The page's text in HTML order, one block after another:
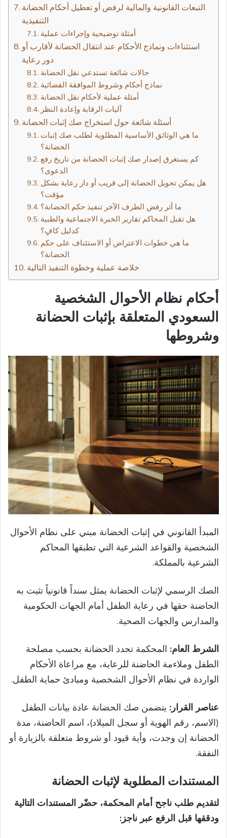
التبعات القانونية والمالية لرفض أو تعطيل أحكام الحضانة
التنفيذية
أمثلة توضيحية وإجراءات عملية
استثناءات ونماذج الأحكام عند انتقال الحضانة لأقارب أو
دور رعاية
حالات شائعة تستدعي نقل الحضانة
نماذج أحكام وشروط الموافقة القضائية
أمثلة عملية لأحكام نقل الحضانة
آليات الرقابة وإعادة النظر
أسئلة شائعة حول استخراج صك إثبات الحضانة
ما هي الوثائق الأساسية المطلوبة لطلب صك إثبات
الحضانة؟
كم يستغرق إصدار صك إثبات الحضانة من تاريخ رفع
الدعوى؟
هل يمكن تحويل الحضانة إلى قريب أو دار رعاية بشكل
مؤقت؟
ما أثر رفض الطرف الآخر تنفيذ حكم الحضانة؟
هل تقبل المحاكم تقارير الخبرة الاجتماعية والطبية
كدليل كافٍ؟
ما هي خطوات الاعتراض أو الاستئناف على حكم
الحضانة؟
خلاصة عملية وخطوة التنفيذ التالية
أحكام نظام الأحوال الشخصية
السعودي المتعلقة بإثبات الحضانة
وشروطها
المبدأ القانوني في إثبات الحضانة مبني على نظام الأحوال
الشخصية والقواعد الشرعية التي تطبقها المحاكم
الشرعية بالمملكة.
الصك الرسمي لإثبات الحضانة يمثل سنداً قانونياً تثبت به
الحاضنة حقها في رعاية الطفل أمام الجهات الحكومية
والمدارس والجهات الصحية.
الشرط العام: المحكمة تحدد الحضانة بحسب مصلحة
الطفل وملاءمة الحاضنة للرعاية، مع مراعاة الأحكام
الواردة في نظام الأحوال الشخصية ومبادئ حماية الطفل.
عناصر القرار: يتضمن صك الحضانة عادة بيانات الطفل
(الاسم، رقم الهوية أو سجل الميلاد)، اسم الحاضنة، مدة
الحضانة إن وجدت، وأية قيود أو شروط متعلقة بالزيارة أو
النفقة.
المستندات المطلوبة لإثبات الحضانة
لتقديم طلب ناجح أمام المحكمة، حضّر المستندات التالية
ودققها قبل الرفع عبر ناجز: